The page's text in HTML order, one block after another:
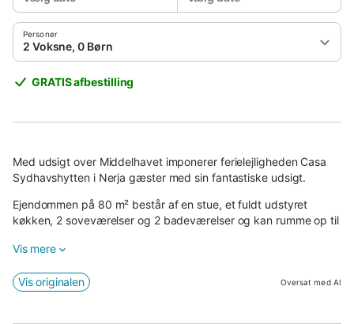
Personer
2 Voksne, 0 Børn
GRATIS afbestilling
Med udsigt over Middelhavet imponerer ferielejligheden Casa
Sydhavshytten i Nerja gæster med sin fantastiske udsigt.
Ejendommen på 80 m² består af en stue, et fuldt udstyret
køkken, 2 soveværelser og 2 badeværelser og kan rumme op til
videoopkald), et tv, aircondition, en ventilator og en
vaskemaskine.
Vis mere
Vis originalen Oversat med AI